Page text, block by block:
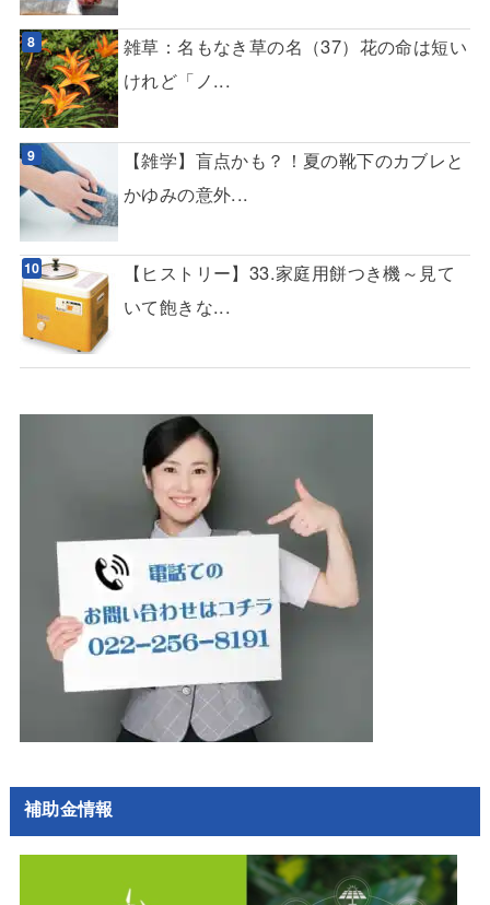
雑草：名もなき草の名（37）花の命は短い
けれど「ノ...
【雑学】盲点かも？！夏の靴下のカブレと
かゆみの意外...
【ヒストリー】33.家庭用餅つき機～見て
いて飽きな...
補助金情報